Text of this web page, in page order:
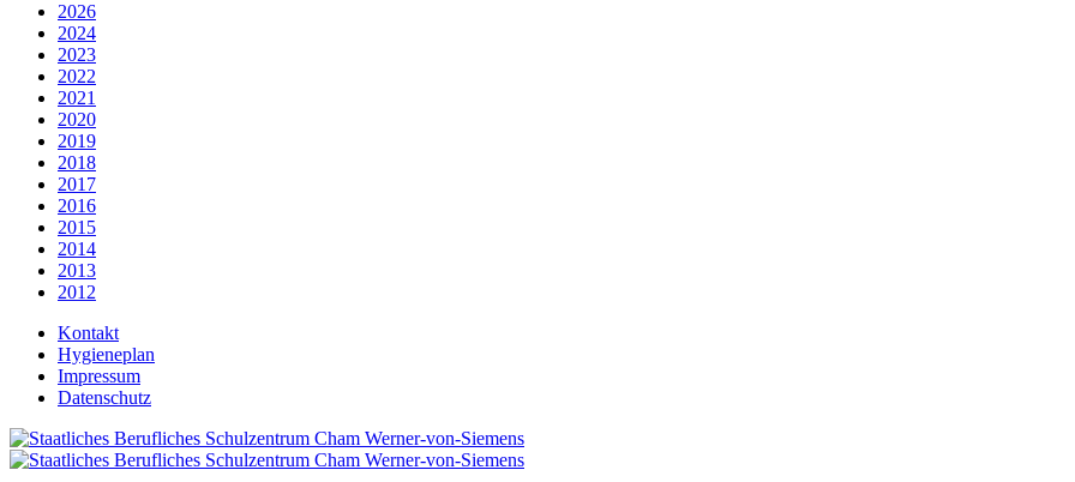
2026
2024
2023
2022
2021
2020
2019
2018
2017
2016
2015
2014
2013
2012
Kontakt
Hygieneplan
Impressum
Datenschutz